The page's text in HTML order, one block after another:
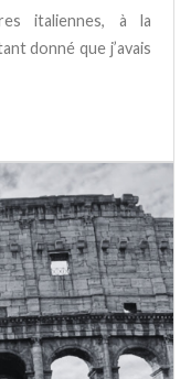
italiennes, à la
donné que j’avais